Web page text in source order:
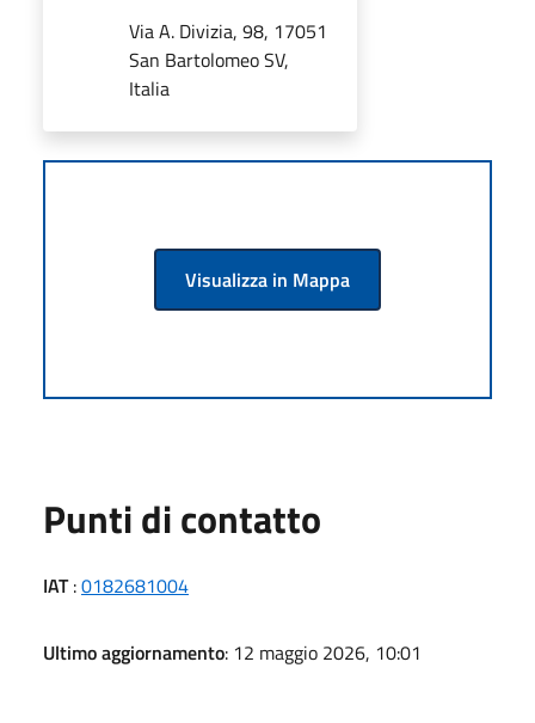
Via A. Divizia, 98, 17051
San Bartolomeo SV,
Italia
Visualizza in Mappa
Punti di contatto
IAT:0182681004
Ultimo aggiornamento: 12 maggio 2026, 10:01